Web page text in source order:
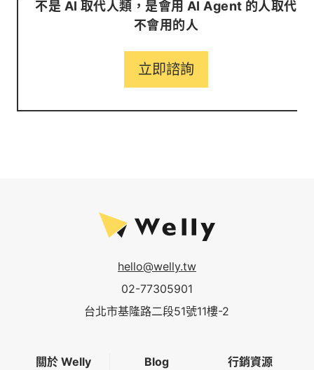
不是 AI 取代人類，是會用 AI Agent 的人取代
不會用的人
立即諮詢
hello@welly.tw
02-77305901
台北市基隆路二段51號11樓-2
關於 Welly
Blog
行銷資源